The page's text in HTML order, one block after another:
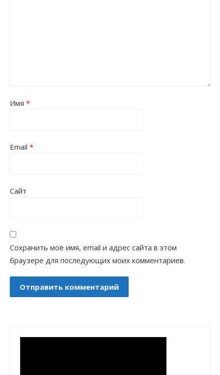
Имя *
Email *
Сайт
Сохранить моё имя, email и адрес сайта в этом
браузере для последующих моих комментариев.